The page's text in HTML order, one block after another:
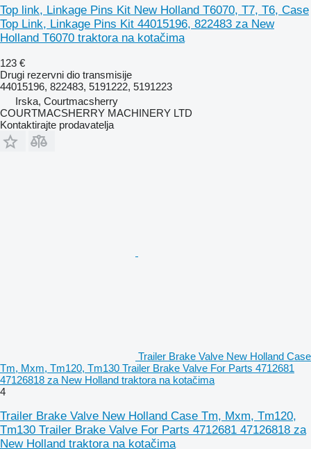
Top link, Linkage Pins Kit New Holland T6070, T7, T6, Case
Top Link, Linkage Pins Kit 44015196, 822483 za New
Holland T6070 traktora na kotačima
123 €
Drugi rezervni dio transmisije
44015196, 822483, 5191222, 5191223
Irska, Courtmacsherry
COURTMACSHERRY MACHINERY LTD
Kontaktirajte prodavatelja
Trailer Brake Valve New Holland Case
Tm, Mxm, Tm120, Tm130 Trailer Brake Valve For Parts 4712681
47126818 za New Holland traktora na kotačima
4
Trailer Brake Valve New Holland Case Tm, Mxm, Tm120,
Tm130 Trailer Brake Valve For Parts 4712681 47126818 za
New Holland traktora na kotačima